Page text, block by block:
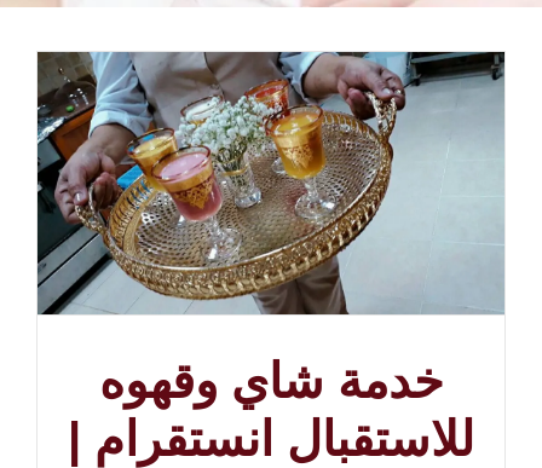
خدمة شاي وقهوه
للاستقبال انستقرام |